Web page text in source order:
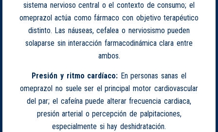
sistema nervioso central o el contexto de consumo; el
omeprazol actúa como fármaco con objetivo terapéutico
distinto. Las náuseas, cefalea o nerviosismo pueden
solaparse sin interacción farmacodinámica clara entre
ambos.
Presión y ritmo cardíaco: En personas sanas el
omeprazol no suele ser el principal motor cardiovascular
del par; el cafeína puede alterar frecuencia cardiaca,
presión arterial o percepción de palpitaciones,
especialmente si hay deshidratación.